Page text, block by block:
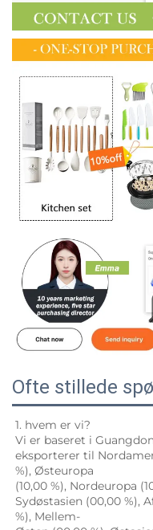
Ofte stillede
1. hvem er vi?
Vi er baseret i
eksporterer til
%), Østeuropa
(10,00 %), Nordeuropa
Sydøstasien (00,00 %),
%), Mellem-